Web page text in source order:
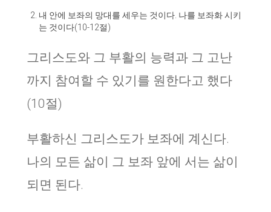
내 안에 보좌의 망대를 세우는 것이다. 나를 보좌화 시키
는 것이다(10-12절)
그리스도와 그 부활의 능력과 그 고난
까지 참여할 수 있기를 원한다고 했다
(10절)
부활하신 그리스도가 보좌에 계신다.
나의 모든 삶이 그 보좌 앞에 서는 삶이
되면 된다.